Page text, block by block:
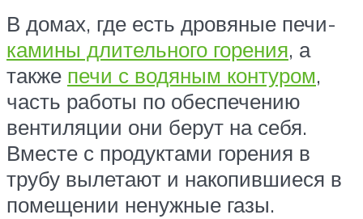
В домах, где есть дровяные печи-
камины длительного горения, а
также печи с водяным контуром,
часть работы по обеспечению
вентиляции они берут на себя.
Вместе с продуктами горения в
трубу вылетают и накопившиеся в
помещении ненужные газы.